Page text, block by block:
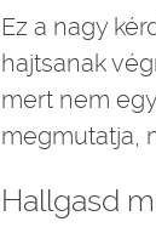
Ez a nagy
hajtsanak
mert nem
megmutatja,
Hallgasd